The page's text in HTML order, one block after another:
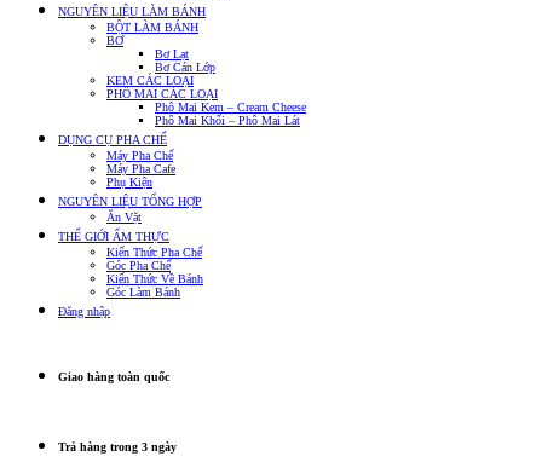
NGUYÊN LIỆU LÀM BÁNH
BỘT LÀM BÁNH
BƠ
Bơ Lạt
Bơ Cán Lớp
KEM CÁC LOẠI
PHÔ MAI CÁC LOẠI
Phô Mai Kem – Cream Cheese
Phô Mai Khối – Phô Mai Lát
DỤNG CỤ PHA CHẾ
Máy Pha Chế
Máy Pha Cafe
Phụ Kiện
NGUYÊN LIỆU TỔNG HỢP
Ăn Vặt
THẾ GIỚI ẨM THỰC
Kiến Thức Pha Chế
Góc Pha Chế
Kiến Thức Về Bánh
Góc Làm Bánh
Đăng nhập
Giao hàng toàn quốc
Trả hàng trong 3 ngày